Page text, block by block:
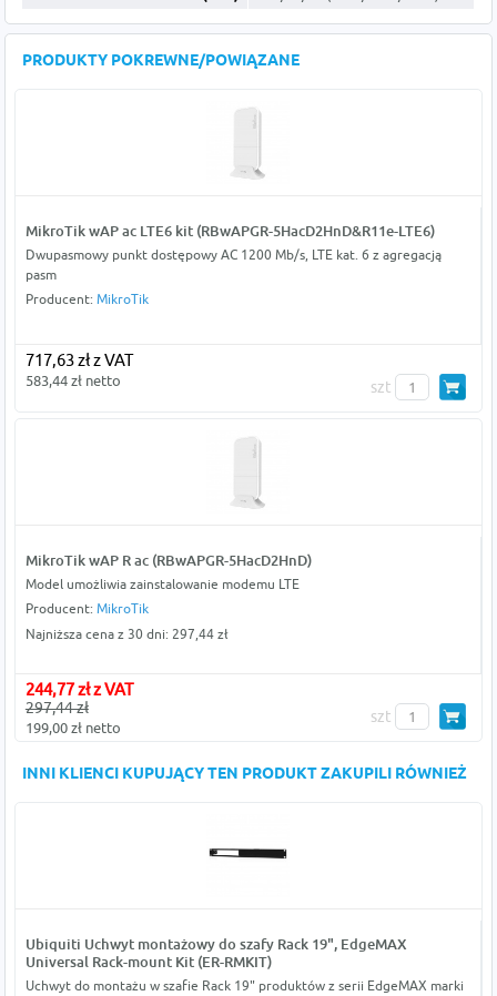
PRODUKTY POKREWNE/POWIĄZANE
MikroTik wAP ac LTE6 kit (RBwAPGR-5HacD2HnD&R11e-LTE6)
Dwupasmowy punkt dostępowy AC 1200 Mb/s, LTE kat. 6 z agregacją
pasm
Producent: MikroTik
717,63 zł z VAT
583,44 zł netto szt
MikroTik wAP R ac (RBwAPGR-5HacD2HnD)
Model umożliwia zainstalowanie modemu LTE
Producent: MikroTik
Najniższa cena z 30 dni: 297,44 zł
244,77 zł z VAT
297,44 zł
199,00 zł netto
szt
INNI KLIENCI KUPUJĄCY TEN PRODUKT ZAKUPILI RÓWNIEŻ
Ubiquiti Uchwyt montażowy do szafy Rack 19", EdgeMAX
Universal Rack-mount Kit (ER-RMKIT)
Uchwyt do montażu w szafie Rack 19" produktów z serii EdgeMAX marki